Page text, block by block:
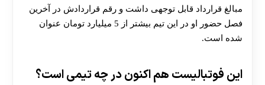
مبالغ قرارداد قابل توجهی داشت و رقم قراردادش در آخرین
فصل حضور او در این تیم بیشتر از 5 میلیارد تومان عنوان
شده است.
این فوتبالیست هم اکنون در چه تیمی است؟